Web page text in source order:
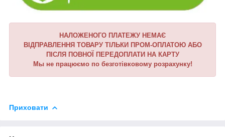
НАЛОЖЕНОГО ПЛАТЕЖУ НЕМАЄ
ВІДПРАВЛЕННЯ ТОВАРУ ТІЛЬКИ ПРОМ-ОПЛАТОЮ АБО
ПІСЛЯ ПОВНОЇ ПЕРЕДОПЛАТИ НА КАРТУ
Мы не працюємо по безготівковому розрахунку!
Приховати